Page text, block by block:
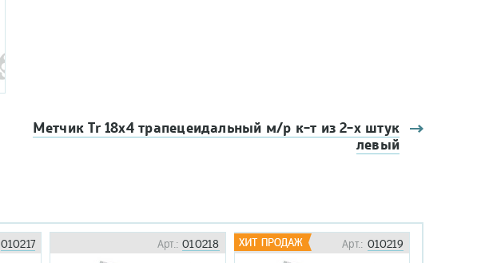
Метчик Tr 18х4 трапецеидальный м/р к-т из 2-х штук
левый
010217 Арт.:010218 Арт.: 010219